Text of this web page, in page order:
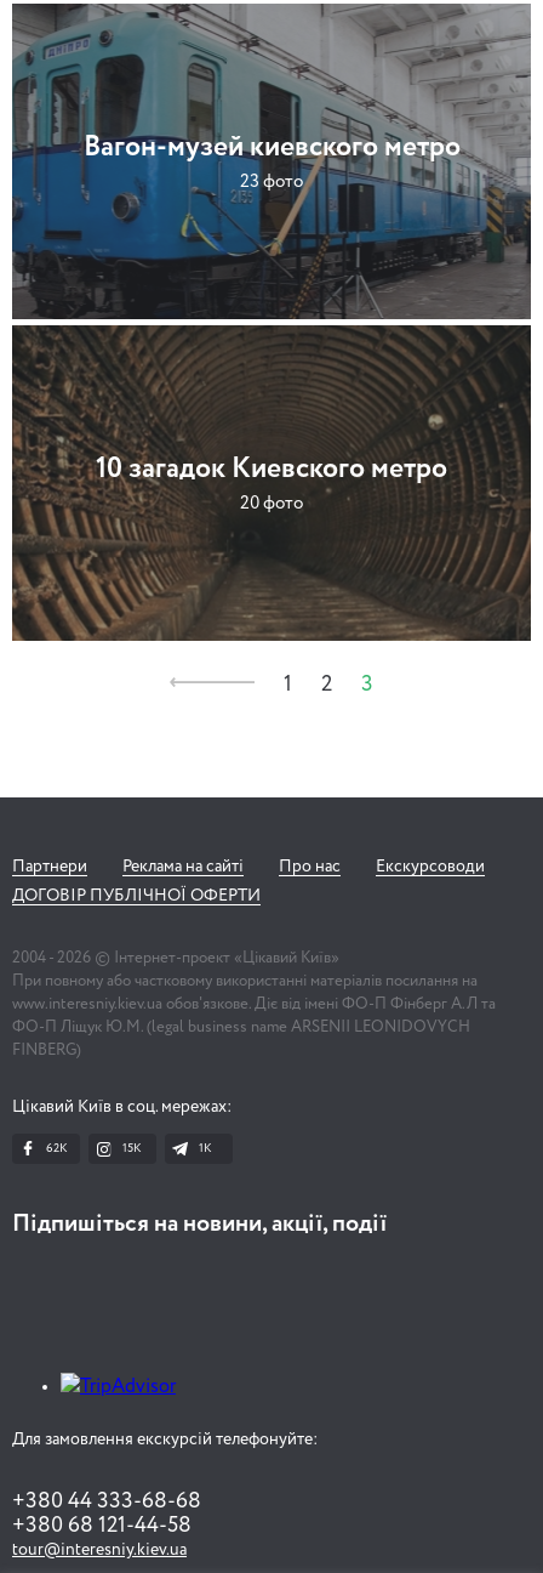
Вагон-музей киевского метро
23 фото
10 загадок Киевского метро
20 фото
1 2 3
Партнери Реклама на сайті Про нас
Екскурсоводи
ДОГОВІР ПУБЛІЧНОЇ ОФЕРТИ
2004 - 2026 © Інтернет-проект «Цікавий Київ»
При повному або частковому використанні матеріалів посилання на
www.interesniy.kiev.ua обов'язкове. Діє від імені ФО-П Фінберг А.Л та
ФО-П Ліщук Ю.М. (legal business name ARSENII LEONIDOVYCH
FINBERG)
Цікавий Київ в соц. мережах:
62K 15K 1К
Підпишіться на новини, акції, події
Для замовлення екскурсій телефонуйте:
+380 44 333-68-68
+380 68 121-44-58
tour@interesniy.kiev.ua